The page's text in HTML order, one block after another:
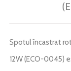
Spotul încastrat
12W (ECO-0045)